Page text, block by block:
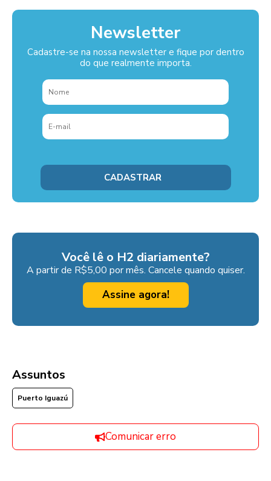
Newsletter
Cadastre-se na nossa newsletter e fique por dentro
do que realmente importa.
Você lê o H2 diariamente?
A partir de R$5,00 por mês. Cancele quando quiser.
Assine agora!
Assuntos
Puerto Iguazú
Comunicar erro